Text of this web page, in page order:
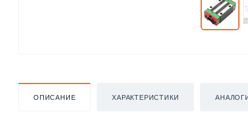
ОПИСАНИЕ ХАРАКТЕРИСТИКИ